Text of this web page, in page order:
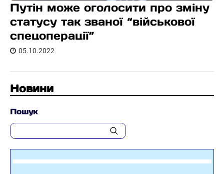
Путін може оголосити про зміну
статусу так званої “військової
спецоперації”
05.10.2022
Новини
Пошук